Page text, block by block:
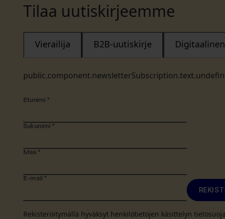
Tilaa uutiskirjeemme
Vierailija B2B-uutiskirje
Etunimi *
Sukunimi *
Maa *
E-mail *
Rekisteröitymällä hyväksyt henkilötietojen käsittelyn